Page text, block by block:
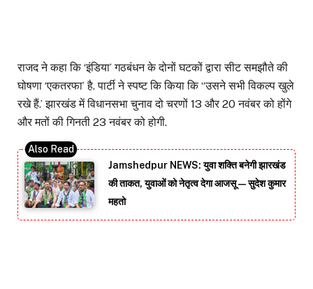
राजद ने कहा कि ‘इंडिया’ गठबंधन के दोनों घटकों द्वारा सीट समझौते की
घोषणा ‘एकतरफा’ है. पार्टी ने स्पष्ट कि किया कि ‘‘उसने सभी विकल्प खुले
रखे हैं.’ झारखंड में विधानसभा चुनाव दो चरणों 13 और 20 नवंबर को होंगे
और मतों की गिनती 23 नवंबर को होगी.
Jamshedpur NEWS: युवा शक्ति बनेगी झारखंड
की ताकत, युवाओं को नेतृत्व देगा आजसू — सुदेश कुमार
महतो